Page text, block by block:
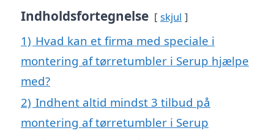
Indholdsfortegnelse skjul
1) Hvad kan et firma med speciale i
montering af tørretumbler i Serup hjælpe
med?
2) Indhent altid mindst 3 tilbud på
montering af tørretumbler i Serup